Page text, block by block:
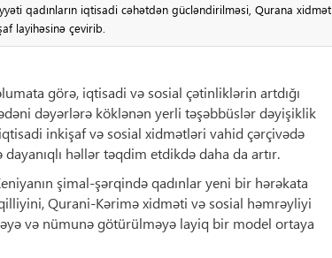
qadınların iqtisadi cəhətdən gücləndirilməsi, Qurana xidmət
layihəsinə çevirib.
görə, iqtisadi və sosial çətinliklərin artdığı
dəyərlərə köklənən yerli təşəbbüslər dəyişiklik
inkişaf və sosial xidmətləri vahid çərçivədə
həllər təqdim etdikdə daha da artır.
şimal-şərqində qadınlar yeni bir hərəkata
Qurani-Kərimə xidməti və sosial həmrəyliyi
və nümunə götürülməyə layiq bir model ortaya